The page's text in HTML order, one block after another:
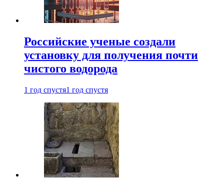
Российские ученые создали
установку для получения почти
чистого водорода
1 год спустя1 год спустя